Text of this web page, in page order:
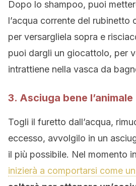
Dopo lo shampoo, puoi
l’acqua corrente del rubinetto
per versargliela sopra e
puoi dargli un giocattolo, per
intrattiene nella vasca da
3. Asciuga bene l’animale
Togli il furetto dall’acqua,
eccesso, avvolgilo in un
il più possibile. Nel momento
inizierà a comportarsi come